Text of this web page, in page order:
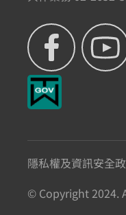
隱私權及資訊安全
© Copyright 2024.